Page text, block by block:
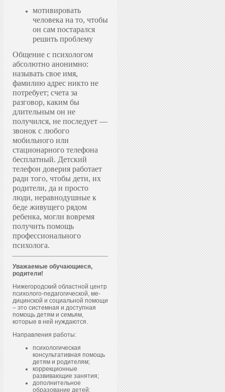
мотивировать
человека на то, чтобы
он сам постарался
решить проблему
Общение с психологом
абсолютно анонимно:
называть свое имя,
фамилию адрес никто не
потребует; счета за
разговор, каким бы
длительным он не
получился, не последует —
звонок с любого
мобильного или
стационарного телефона
бесплатный. Детский
телефон доверия работает
ради того, чтобы дети, их
родители, да и просто
люди, неравнодушные к
беде живущего рядом
ребенка, могли вовремя
получить помощь
профессионального
психолога.
Уважаемые обучающиеся,
родители!
Нижегородский областной центр
пси­холо­го-пе­даго­гичес­кой, ме­
дицин­ской и со­ци­аль­ной по­мощи
– это системная и доступная
помощь детям и семьям,
которые в ней нуждаются.
Направления работы:
психологическая
консультативная помощь
детям и родителям;
коррекционные
развивающие занятия;
дополнительное
образование детей;